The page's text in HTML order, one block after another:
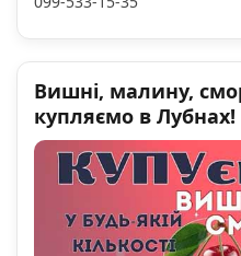
Вишні, малину,
купляємо в Лубнах!